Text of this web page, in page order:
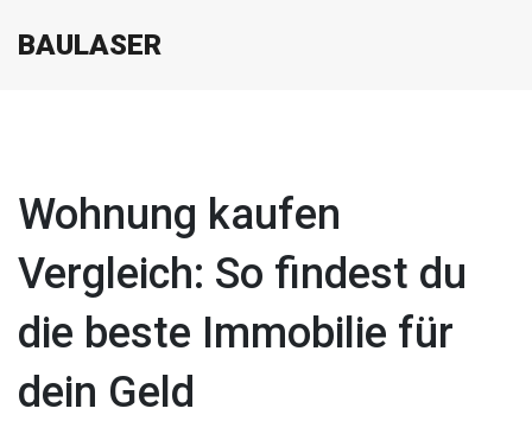
BAULASER
Wohnung kaufen
Vergleich: So findest du
die beste Immobilie für
dein Geld